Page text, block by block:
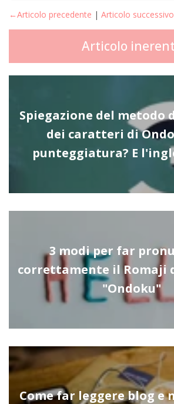
←Articolo precedente | Articolo
Articolo
Spiegazione del metodo
dei caratteri di
punteggiatura? E
3 modi per far
correttamente il Romaji
"Ondoku"
Come far leggere blog e